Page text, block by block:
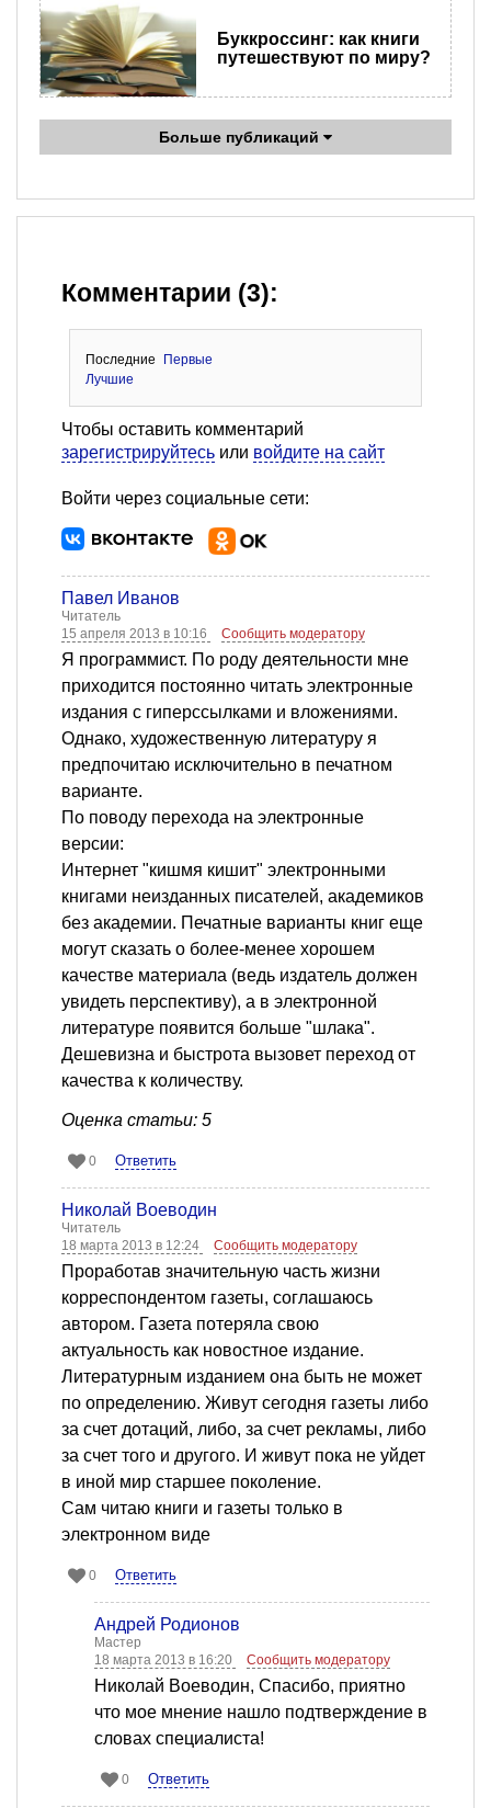
Буккроссинг: как книги
путешествуют по миру?
Больше публикаций
Комментарии (3):
Последние
Первые
Лучшие
Чтобы оставить комментарий
зарегистрируйтесь или войдите на сайт
Войти через социальные сети:
Павел Иванов
Читатель
15 апреля 2013 в 10:16
Сообщить модератору
Я программист. По роду деятельности мне
приходится постоянно читать электронные
издания с гиперссылками и вложениями.
Однако, художественную литературу я
предпочитаю исключительно в печатном
варианте.
По поводу перехода на электронные
версии:
Интернет "кишмя кишит" электронными
книгами неизданных писателей, академиков
без академии. Печатные варианты книг еще
могут сказать о более-менее хорошем
качестве материала (ведь издатель должен
увидеть перспективу), а в электронной
литературе появится больше "шлака".
Дешевизна и быстрота вызовет переход от
качества к количеству.
Оценка статьи: 5
0 Ответить
Николай Воеводин
Читатель
18 марта 2013 в 12:24
Сообщить модератору
Проработав значительную часть жизни
корреспондентом газеты, соглашаюсь
автором. Газета потеряла свою
актуальность как новостное издание.
Литературным изданием она быть не может
по определению. Живут сегодня газеты либо
за счет дотаций, либо, за счет рекламы, либо
за счет того и другого. И живут пока не уйдет
в иной мир старшее поколение.
Сам читаю книги и газеты только в
электронном виде
0 Ответить
Андрей Родионов
Мастер
18 марта 2013 в 16:20
Сообщить модератору
Николай Воеводин, Спасибо, приятно
что мое мнение нашло подтверждение в
словах специалиста!
0 Ответить